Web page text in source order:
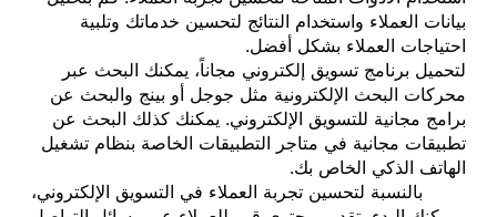
بيانات العملاء واستخدام النتائج لتحسين خدماتك وتلبية
احتياجات العملاء بشكل أفضل.
لتحميل برنامج تسويق إلكتروني مجاناً، يمكنك البحث عبر
محركات البحث الإلكترونية مثل جوجل أو بينج والبحث عن
برامج مجانية للتسويق الإلكتروني. يمكنك كذلك البحث عن
تطبيقات مجانية في متاجر التطبيقات الخاصة بنظام تشغيل
الهاتف الذكي الخاص بك.
بالنسبة لتحسين تجربة العملاء في التسويق الإلكتروني،